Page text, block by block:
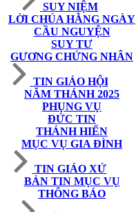
SUY NIỆM
LỜI CHÚA HẰNG NGÀY
CẦU NGUYỆN
SUY TƯ
GƯƠNG CHỨNG NHÂN
TIN GIÁO HỘI
NĂM THÁNH 2025
PHỤNG VỤ
ĐỨC TIN
THÁNH HIẾN
MỤC VỤ GIA ĐÌNH
TIN GIÁO XỨ
BẢN TIN MỤC VỤ
THÔNG BÁO